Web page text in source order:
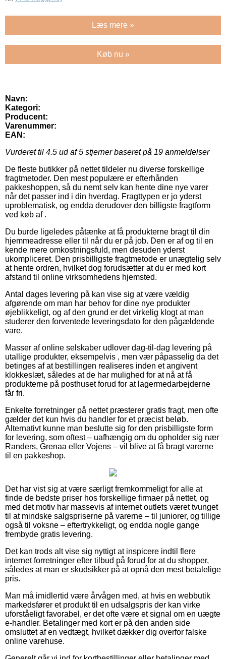
Læs mere »
Køb nu »
Navn:
Kategori:
Producent:
Varenummer:
EAN:
Vurderet til 4.5 ud af 5 stjerner baseret på 19 anmeldelser
De fleste butikker på nettet tildeler nu diverse forskellige
fragtmetoder. Den mest populære er efterhånden
pakkeshoppen, så du nemt selv kan hente dine nye varer
når det passer ind i din hverdag. Fragttypen er jo yderst
uproblematisk, og endda derudover den billigste fragtform
ved køb af .
Du burde ligeledes påtænke at få produkterne bragt til din
hjemmeadresse eller til når du er på job. Den er af og til en
kende mere omkostningsfuld, men desuden yderst
ukompliceret. Den prisbilligste fragtmetode er unægtelig selv
at hente ordren, hvilket dog forudsætter at du er med kort
afstand til online virksomhedens hjemsted.
Antal dages levering på kan vise sig at være vældig
afgørende om man har behov for dine nye produkter
øjeblikkeligt, og af den grund er det virkelig klogt at man
studerer den forventede leveringsdato for den pågældende
vare.
Masser af online selskaber udlover dag-til-dag levering på
utallige produkter, eksempelvis , men vær påpasselig da det
betinges af at bestillingen realiseres inden et angivent
klokkeslæt, således at de har mulighed for at nå at få
produkterne på posthuset forud for at lagermedarbejderne
får fri.
Enkelte forretninger på nettet præsterer gratis fragt, men ofte
gælder det kun hvis du handler for et præcist beløb.
Alternativt kunne man beslutte sig for den prisbilligste form
for levering, som oftest – uafhængig om du opholder sig nær
Randers, Grenaa eller Vojens – vil blive at få bragt varerne
til en pakkeshop.
Det har vist sig at være særligt fremkommeligt for alle at
finde de bedste priser hos forskellige firmaer på nettet, og
med det motiv har massevis af internet outlets været tvunget
til at mindske salgspriserne på varerne – til juniorer, og tillige
også til voksne – eftertrykkeligt, og endda nogle gange
frembyde gratis levering.
Det kan trods alt vise sig nyttigt at inspicere indtil flere
internet forretninger efter tilbud på forud for at du shopper,
således at man er skudsikker på at opnå den mest betalelige
pris.
Man må imidlertid være årvågen med, at hvis en webbutik
markedsfører et produkt til en udsalgspris der kan virke
uforståeligt favorabel, er det ofte være et signal om en uægte
e-handler. Betalinger med kort er på den anden side
omsluttet af en vedtægt, hvilket dækker dig overfor falske
online varehuse.